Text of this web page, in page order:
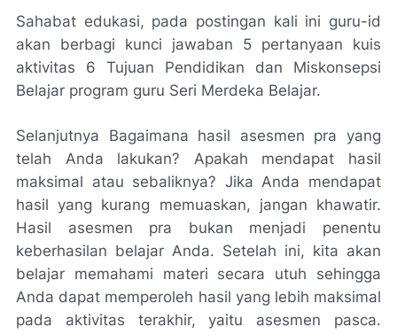
Sahabat edukasi, pada postingan kali ini guru-id
akan berbagi kunci jawaban 5 pertanyaan kuis
aktivitas 6 Tujuan Pendidikan dan Miskonsepsi
Belajar program guru Seri Merdeka Belajar.
Selanjutnya Bagaimana hasil asesmen pra yang
telah Anda lakukan? Apakah mendapat hasil
maksimal atau sebaliknya? Jika Anda mendapat
hasil yang kurang memuaskan, jangan khawatir.
Hasil asesmen pra bukan menjadi penentu
keberhasilan belajar Anda. Setelah ini, kita akan
belajar memahami materi secara utuh sehingga
Anda dapat memperoleh hasil yang lebih maksimal
pada aktivitas terakhir, yaitu asesmen pasca.